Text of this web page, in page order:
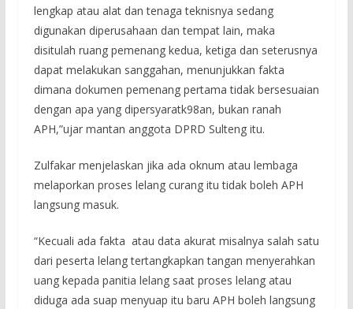
lengkap atau alat dan tenaga teknisnya sedang
digunakan diperusahaan dan tempat lain, maka
disitulah ruang pemenang kedua, ketiga dan seterusnya
dapat melakukan sanggahan, menunjukkan fakta
dimana dokumen pemenang pertama tidak bersesuaian
dengan apa yang dipersyaratk98an, bukan ranah
APH,”ujar mantan anggota DPRD Sulteng itu.
Zulfakar menjelaskan jika ada oknum atau lembaga
melaporkan proses lelang curang itu tidak boleh APH
langsung masuk.
“Kecuali ada fakta atau data akurat misalnya salah satu
dari peserta lelang tertangkapkan tangan menyerahkan
uang kepada panitia lelang saat proses lelang atau
diduga ada suap menyuap itu baru APH boleh langsung